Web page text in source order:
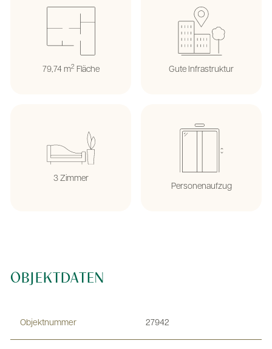
79,74 m2 Fläche Gute Infrastruktur
3 Zimmer
Personenaufzug
OBJEKTDATEN
Objektnummer 27942